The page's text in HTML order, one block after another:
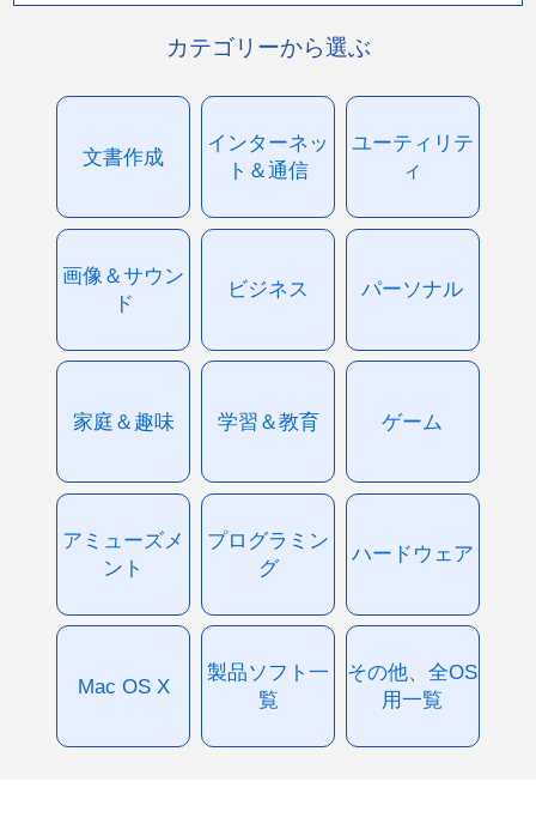
カテゴリーから選ぶ
文書作成
インターネッ
ト＆通信
ユーティリテ
ィ
画像＆サウン
ド
ビジネス パーソナル
家庭＆趣味 学習＆教育 ゲーム
アミューズメ
ント
プログラミン
グ
ハードウェア
Mac OS X
製品ソフト一
覧
その他、全OS
用一覧